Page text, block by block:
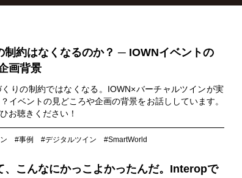
制約はなくなるのか？ ─ IOWNイベントの
画背景
くりの制約ではなくなる。IOWN×バーチャルツインが実
イベントの見どころや企画の背景をお話ししています。
お聴きください！
#事例 #デジタルツイン #SmartWorld
、こんなにかっこよかったんだ。Interopで